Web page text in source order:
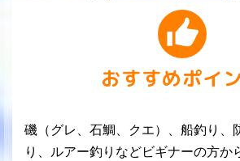
おすすめポイ
磯（グレ、石鯛、クエ）、船釣り、
り、ルアー釣りなどビギナーの方か